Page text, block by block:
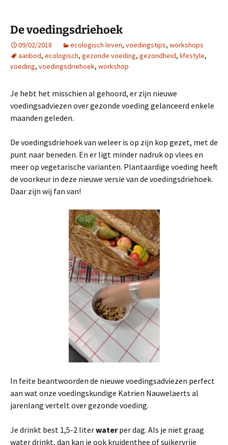
De voedingsdriehoek
09/02/2018 ecologisch leven, voedingstips, workshops
aanbod, ecologisch, gezonde voeding, gezondheid, lifestyle,
voeding, voedingsdriehoek, workshop
Je hebt het misschien al gehoord, er zijn nieuwe
voedingsadviezen over gezonde voeding gelanceerd enkele
maanden geleden.
De voedingsdriehoek van weleer is op zijn kop gezet, met de
punt naar beneden. En er ligt minder nadruk op vlees en
meer op vegetarische varianten. Plantaardige voeding heeft
de voorkeur in deze nieuwe versie van de voedingsdriehoek.
Daar zijn wij fan van!
In feite beantwoorden de nieuwe voedingsadviezen perfect
aan wat onze voedingskundige Katrien Nauwelaerts al
jarenlang vertelt over gezonde voeding.
Je drinkt best 1,5-2 literwaterper dag. Als je niet graag
water drinkt, dan kan je ook kruidenthee of suikervrije